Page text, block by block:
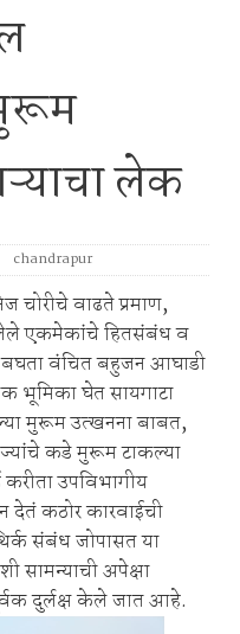
लेक
chandrapur
वाढते प्रमाण,
एकमेकांचे हितसंबंध व
बघता वंचित बहुजन आघाडी
भूमिका घेत सायगाटा
मुरूम उत्खनना बाबत,
कडे मुरूम टाकल्या
उपविभागीय
देतं कठोर कारवाईची
संबंध जोपासत या
सामन्याची अपेक्षा
दुर्लक्ष केले जात आहे.